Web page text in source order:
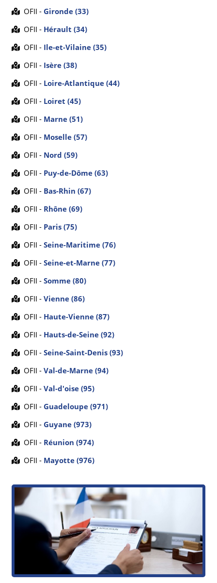
OFII - Gironde (33)
OFII - Hérault (34)
OFII - Ile-et-Vilaine (35)
OFII - Isère (38)
OFII - Loire-Atlantique (44)
OFII - Loiret (45)
OFII - Marne (51)
OFII - Moselle (57)
OFII - Nord (59)
OFII - Puy-de-Dôme (63)
OFII - Bas-Rhin (67)
OFII - Rhône (69)
OFII - Paris (75)
OFII - Seine-Maritime (76)
OFII - Seine-et-Marne (77)
OFII - Somme (80)
OFII - Vienne (86)
OFII - Haute-Vienne (87)
OFII - Hauts-de-Seine (92)
OFII - Seine-Saint-Denis (93)
OFII - Val-de-Marne (94)
OFII - Val-d'oise (95)
OFII - Guadeloupe (971)
OFII - Guyane (973)
OFII - Réunion (974)
OFII - Mayotte (976)